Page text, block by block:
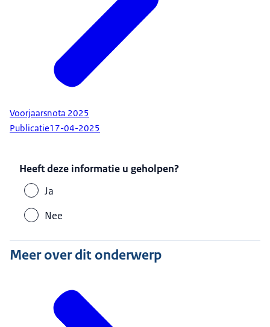
Voorjaarsnota 2025
Publicatie17-04-2025
Heeft deze informatie u geholpen?
Ja
Nee
Meer over dit onderwerp